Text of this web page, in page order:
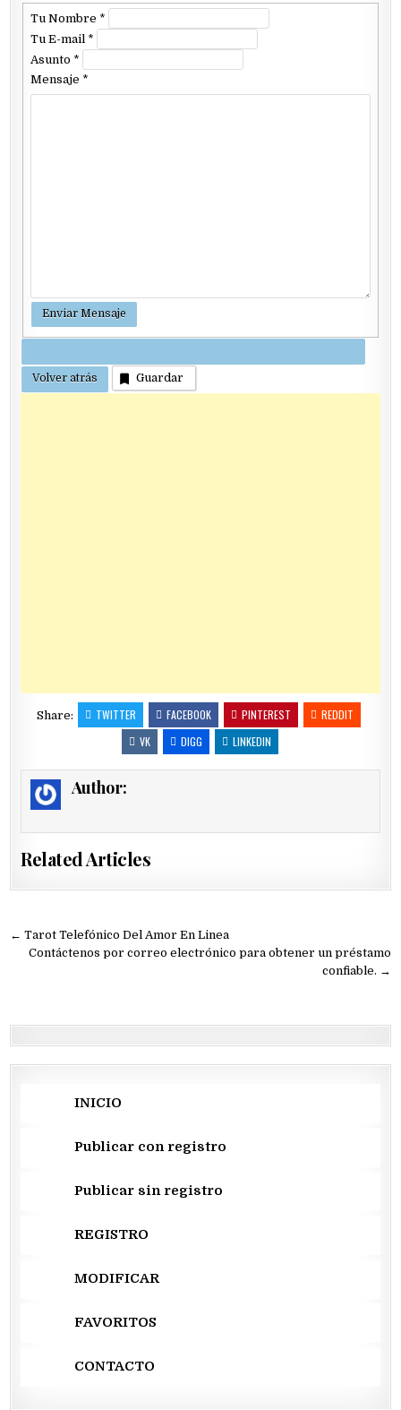
Tu Nombre *
Tu E-mail *
Asunto *
Mensaje *
Guardar
Share: TWITTER FACEBOOK PINTEREST
REDDIT
VK
DIGG LINKEDIN
Author:
Related Articles
Navegación
de
← Tarot Telefónico Del Amor En Linea
Contáctenos por correo electrónico para obtener un préstamo
confiable. →
INICIO
Publicar con registro
Publicar sin registro
REGISTRO
MODIFICAR
FAVORITOS
CONTACTO